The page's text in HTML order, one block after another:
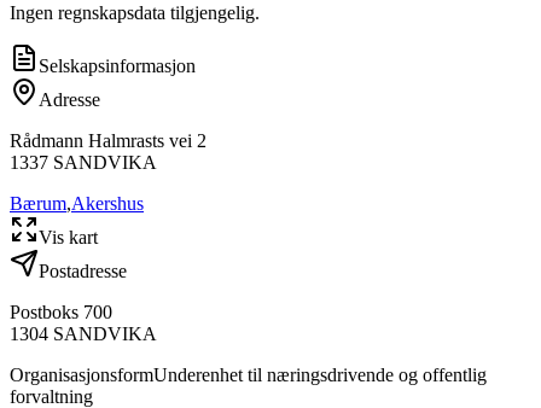
Ingen regnskapsdata tilgjengelig.
Selskapsinformasjon
Adresse
Rådmann Halmrasts vei 2
1337 SANDVIKA
Bærum,Akershus
Vis kart
Postadresse
Postboks 700
1304 SANDVIKA
OrganisasjonsformUnderenhet til næringsdrivende og offentlig
forvaltning